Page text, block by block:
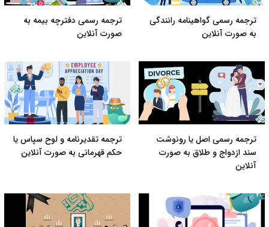
ترجمه رسمی گواهینامه رانندگی
به صورت آنلاین
ترجمه رسمی دفترچه بیمه به
صورت آنلاین
ترجمه رسمی اصل یا رونوشت
سند ازدواج و طلاق به صورت
آنلاین
ترجمه تقدیرنامه و لوح سپاس یا
حکم قهرمانی به صورت آنلاین